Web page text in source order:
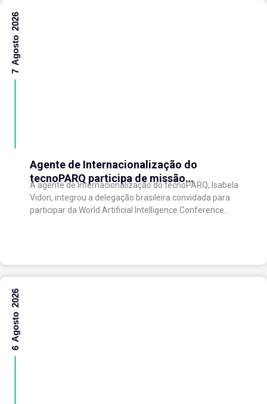
Agente de Internacionalização do
tecnoPARQ participa de missão
internacional na China e fortalece conexões
com o ecossistema de inovação
A agente de Internacionalização do tecnoPARQ, Isabela
Vidon, integrou a delegação brasileira convidada para
participar da World Artificial Intelligence Conference
7 Agosto 2026
6 Agosto 2026